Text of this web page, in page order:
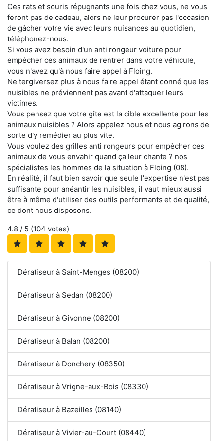
Ces rats et souris répugnants une fois chez vous, ne vous
feront pas de cadeau, alors ne leur procurer pas l'occasion
de gâcher votre vie avec leurs nuisances au quotidien,
téléphonez-nous.
Si vous avez besoin d'un anti rongeur voiture pour
empêcher ces animaux de rentrer dans votre véhicule,
vous n'avez qu'à nous faire appel à Floing.
Ne tergiversez plus à nous faire appel étant donné que les
nuisibles ne préviennent pas avant d'attaquer leurs
victimes.
Vous pensez que votre gîte est la cible excellente pour les
animaux nuisibles ? Alors appelez nous et nous agirons de
sorte d'y remédier au plus vite.
Vous voulez des grilles anti rongeurs pour empêcher ces
animaux de vous envahir quand ça leur chante ? nos
spécialistes les hommes de la situation à Floing (08).
En réalité, il faut bien savoir que seule l'expertise n'est pas
suffisante pour anéantir les nuisibles, il vaut mieux aussi
être à même d'utiliser des outils performants et de qualité,
ce dont nous disposons.
4.8 / 5 (104 votes)
Dératiseur à Saint-Menges (08200)
Dératiseur à Sedan (08200)
Dératiseur à Givonne (08200)
Dératiseur à Balan (08200)
Dératiseur à Donchery (08350)
Dératiseur à Vrigne-aux-Bois (08330)
Dératiseur à Bazeilles (08140)
Dératiseur à Vivier-au-Court (08440)